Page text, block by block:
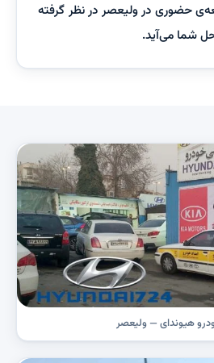
حضوری در ولیعصر در نظر گرفته
شما می‌آید.
هیوندای — ولیعصر